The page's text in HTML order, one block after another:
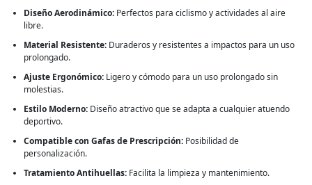
Diseño Aerodinámico: Perfectos para ciclismo y actividades al aire
libre.
Material Resistente: Duraderos y resistentes a impactos para un uso
prolongado.
Ajuste Ergonómico: Ligero y cómodo para un uso prolongado sin
molestias.
Estilo Moderno: Diseño atractivo que se adapta a cualquier atuendo
deportivo.
Compatible con Gafas de Prescripción: Posibilidad de
personalización.
Tratamiento Antihuellas: Facilita la limpieza y mantenimiento.